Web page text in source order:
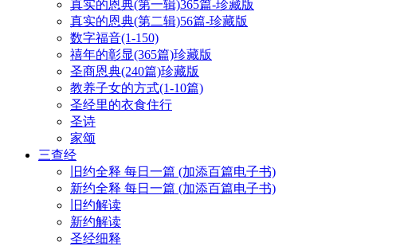
真实的恩典(第一辑)365篇-珍藏版
真实的恩典(第二辑)56篇-珍藏版
数字福音(1-150)
禧年的彰显(365篇)珍藏版
圣商恩典(240篇)珍藏版
教养子女的方式(1-10篇)
圣经里的衣食住行
圣诗
家颂
三查经
旧约全释 每日一篇 (加添百篇电子书)
新约全释 每日一篇 (加添百篇电子书)
旧约解读
新约解读
圣经细释